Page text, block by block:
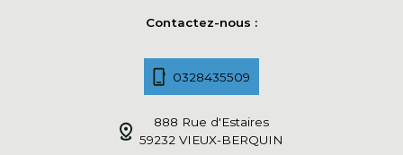
Contactez-nous :
0328435509
888 Rue d'Estaires
59232 VIEUX-BERQUIN